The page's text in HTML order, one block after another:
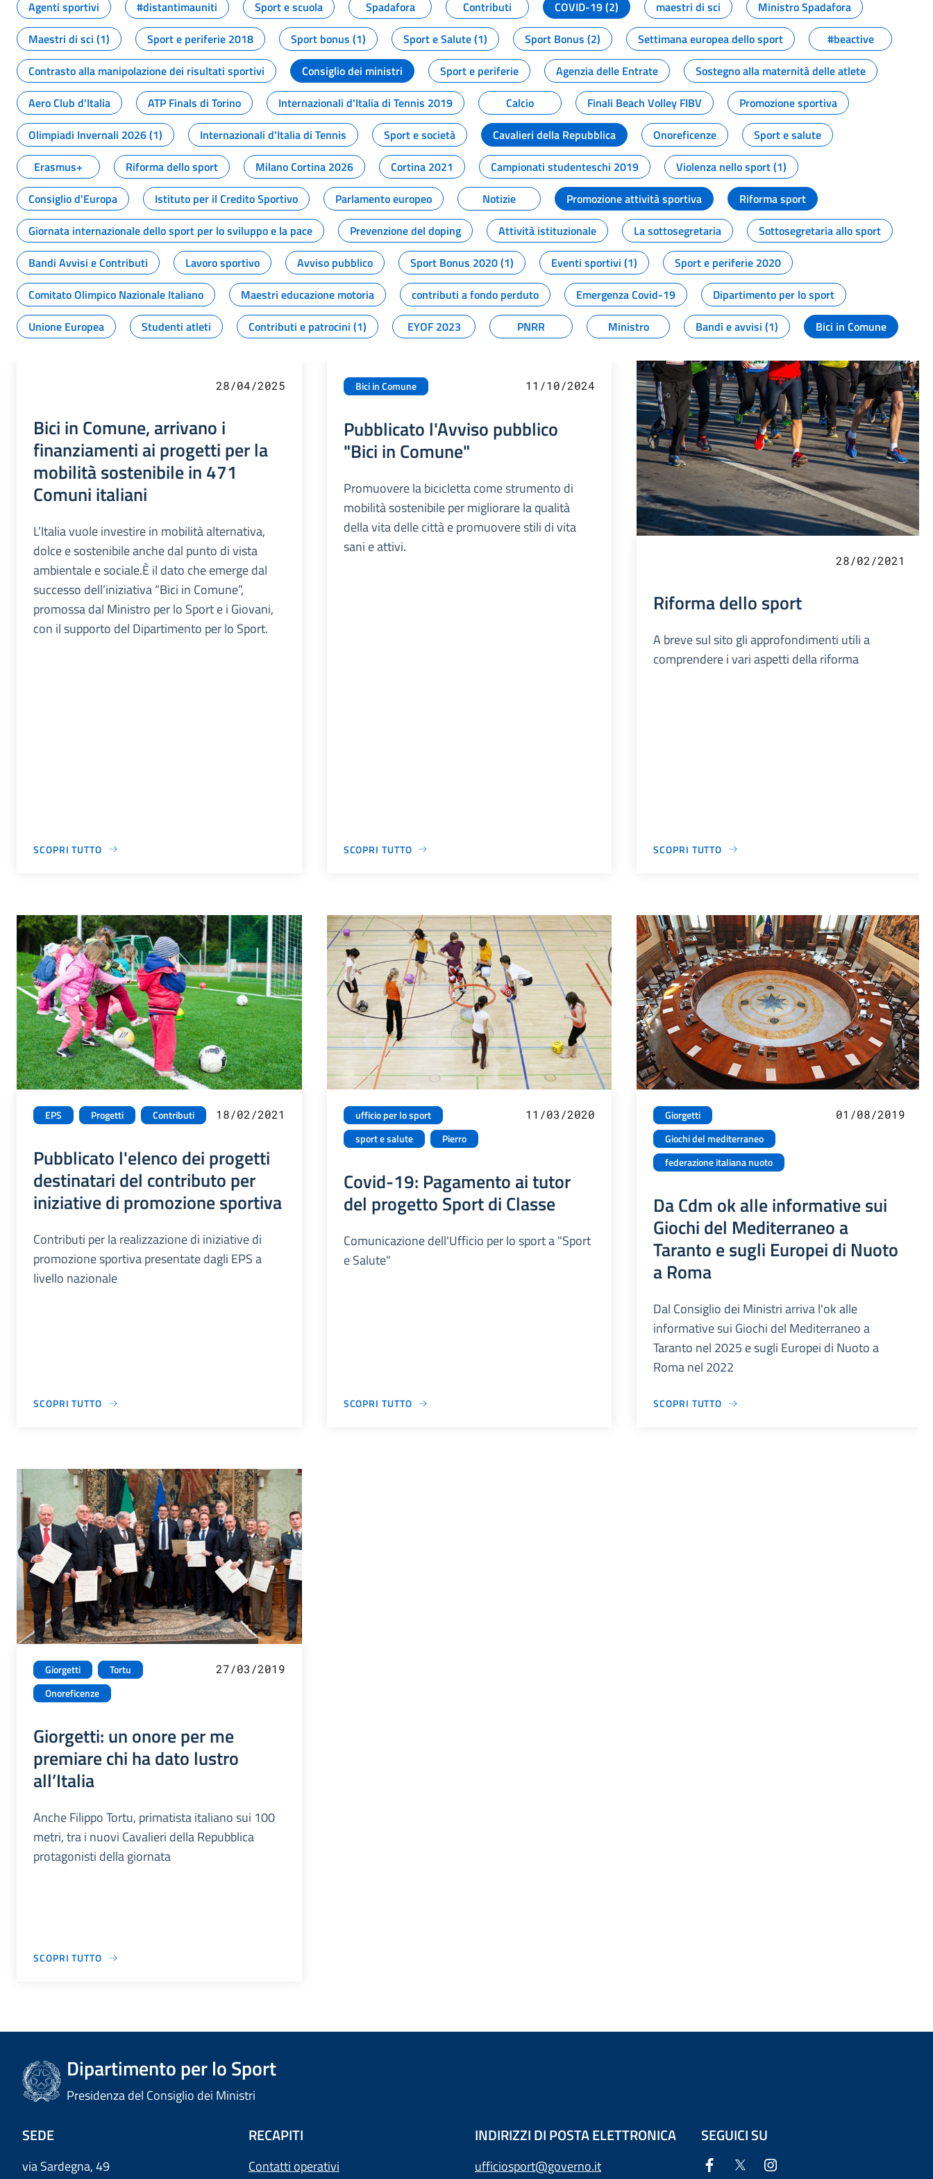
Agenti sportivi
#distantimauniti Sport e scuola Spadafora Contributi COVID-19 (2) maestri di sci
Ministro Spadafora
Maestri di sci (1)
Sport e periferie 2018 Sport bonus (1) Sport e Salute (1) Sport Bonus (2) Settimana europea dello sport
#beactive
Contrasto alla manipolazione dei risultati sportivi
Consiglio dei ministri Sport e periferie Agenzia delle Entrate
Sostegno alla maternità delle atlete
Aero Club d'Italia
ATP Finals di Torino Internazionali d'Italia di Tennis 2019 Calcio Finali Beach Volley FIBV
Promozione sportiva
Olimpiadi Invernali 2026 (1)
Internazionali d'Italia di Tennis Sport e società Cavalieri della Repubblica Onoreficenze
Sport e salute
Erasmus+
Riforma dello sport Milano Cortina 2026 Cortina 2021 Campionati studenteschi 2019
Violenza nello sport (1)
Consiglio d'Europa
Istituto per il Credito Sportivo Parlamento europeo Notizie Promozione attività sportiva
Riforma sport
Giornata internazionale dello sport per lo sviluppo e la pace
Prevenzione del doping Attività istituzionale La sottosegretaria
Sottosegretaria allo sport
Bandi Avvisi e Contributi
Lavoro sportivo Avviso pubblico Sport Bonus 2020 (1) Eventi sportivi (1)
Sport e periferie 2020
Comitato Olimpico Nazionale Italiano
Maestri educazione motoria contributi a fondo perduto Emergenza Covid-19
Dipartimento per lo sport
Unione Europea
Studenti atleti Contributi e patrocini (1) EYOF 2023 PNRR Ministro Bandi e avvisi (1) Bici in Comune
28/04/2025
Bici in Comune, arrivano i
finanziamenti ai progetti per la
mobilità sostenibile in 471
Comuni italiani
L’Italia vuole investire in mobilità alternativa,
dolce e sostenibile anche dal punto di vista
ambientale e sociale.È il dato che emerge dal
successo dell’iniziativa “Bici in Comune”,
promossa dal Ministro per lo Sport e i Giovani,
con il supporto del Dipartimento per lo Sport.
SCOPRI TUTTO
Bici in Comune 11/10/2024
Pubblicato l'Avviso pubblico
"Bici in Comune"
Promuovere la bicicletta come strumento di
mobilità sostenibile per migliorare la qualità
della vita delle città e promuovere stili di vita
sani e attivi.
SCOPRI TUTTO
28/02/2021
Riforma dello sport
A breve sul sito gli approfondimenti utili a
comprendere i vari aspetti della riforma
SCOPRI TUTTO
EPS Progetti Contributi 18/02/2021
Pubblicato l'elenco dei progetti
destinatari del contributo per
iniziative di promozione sportiva
Contributi per la realizzazione di iniziative di
promozione sportiva presentate dagli EPS a
livello nazionale
SCOPRI TUTTO
ufficio per lo sport
sport e salute
Pierro
11/03/2020
Covid-19: Pagamento ai tutor
del progetto Sport di Classe
Comunicazione dell'Ufficio per lo sport a "Sport
e Salute"
SCOPRI TUTTO
Giorgetti
Giochi del mediterraneo
federazione italiana nuoto
01/08/2019
Da Cdm ok alle informative sui
Giochi del Mediterraneo a
Taranto e sugli Europei di Nuoto
a Roma
Dal Consiglio dei Ministri arriva l'ok alle
informative sui Giochi del Mediterraneo a
Taranto nel 2025 e sugli Europei di Nuoto a
Roma nel 2022
SCOPRI TUTTO
Giorgetti
Tortu
Onoreficenze
27/03/2019
Giorgetti: un onore per me
premiare chi ha dato lustro
all’Italia
Anche Filippo Tortu, primatista italiano sui 100
metri, tra i nuovi Cavalieri della Repubblica
protagonisti della giornata
SCOPRI TUTTO
Dipartimento per lo Sport
Presidenza del Consiglio dei Ministri
SEDE
via Sardegna, 49
RECAPITI
Contatti operativi
INDIRIZZI DI POSTA ELETTRONICA
ufficiosport@governo.it
SEGUICI SU